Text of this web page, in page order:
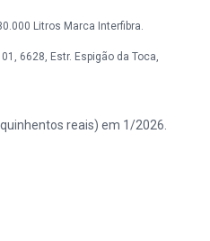
Litros Marca Interfibra.
6628, Estr. Espigão da Toca,
reais) em 1/2026.